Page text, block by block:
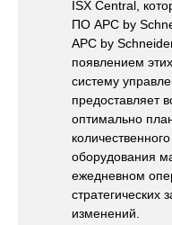
ISX Central,
ПО APC by
APC by
появлением
систему
предоставляет
оптимально
оборудования
ежедневном
стратегических
изменений.